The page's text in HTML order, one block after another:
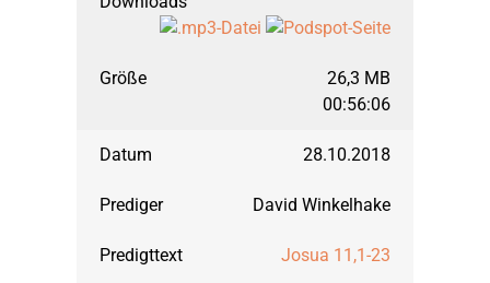
26,3 MB
00:56:06
28.10.2018
David Winkelhake
Josua 11,1-23